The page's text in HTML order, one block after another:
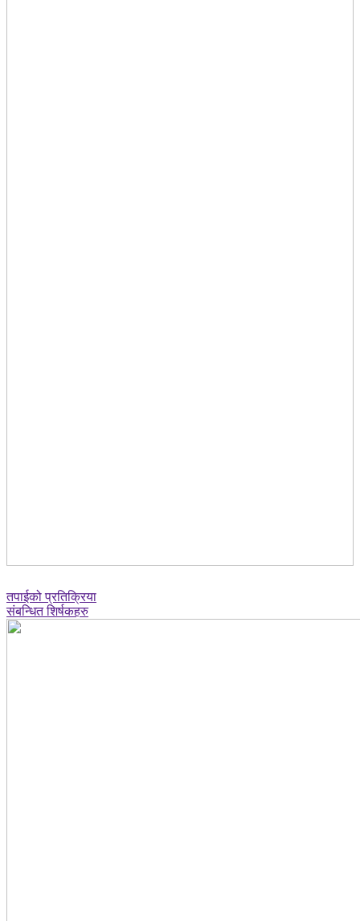
तपाईको प्रतिक्रिया
संबन्धित शिर्षकहरु